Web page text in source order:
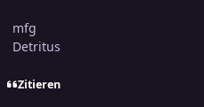
mfg
Detritus
Zitieren